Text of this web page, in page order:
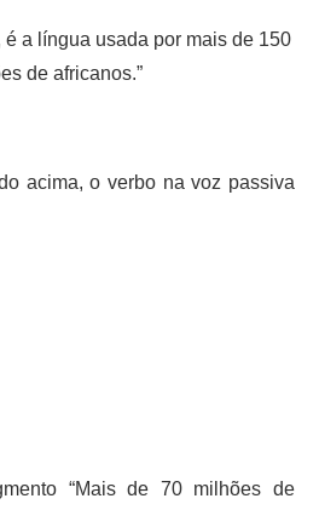
é a língua usada por mais de 150
de africanos.”
acima, o verbo na voz passiva
“Mais de 70 milhões de